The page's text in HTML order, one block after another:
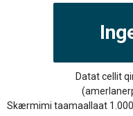
Datat cellit
Skærmimi taamaallaat